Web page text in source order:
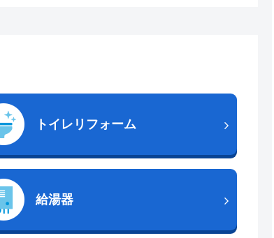
トイレリフォーム
給湯器